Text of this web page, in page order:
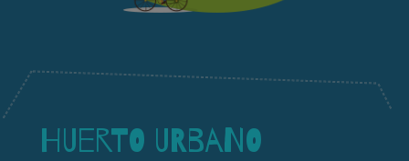
HUERTO URBANO